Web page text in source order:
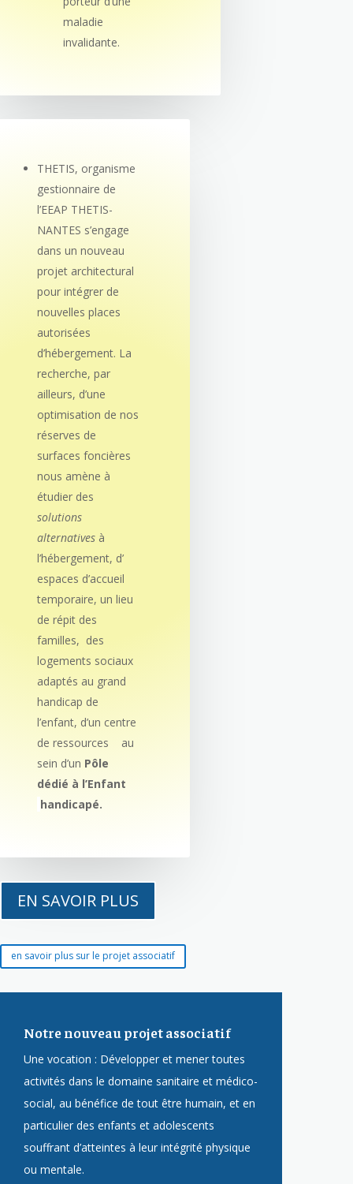
maladie
invalidante.
THETIS, organisme
gestionnaire de
l’EEAP THETIS-
NANTES s’engage
dans un nouveau
projet architectural
pour intégrer de
nouvelles places
autorisées
d’hébergement. La
recherche, par
ailleurs, d’une
optimisation de nos
réserves de
surfaces foncières
nous amène à
étudier des
solutions
alternatives à
l’hébergement, d’
espaces d’accueil
temporaire, un lieu
de répit des
familles, des
logements sociaux
adaptés au grand
handicap de
l’enfant, d’un centre
de ressources au
sein d’un Pôle
dédié à l’Enfant
handicapé.
EN SAVOIR PLUS
en savoir plus sur le projet associatif
Notre nouveau projet associatif
Une vocation : Développer et mener toutes
activités dans le domaine sanitaire et médico-
social, au bénéfice de tout être humain, et en
particulier des enfants et adolescents
souffrant d’atteintes à leur intégrité physique
ou mentale.